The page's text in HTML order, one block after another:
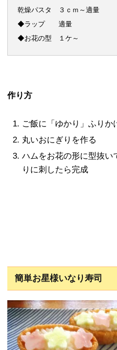
乾燥パスタ ３ｃｍ～適量
◆ラップ 適量
◆お花の型 １ケ～
作り方
ご飯に「ゆかり」ふりか
丸いおにぎりを作る
ハムをお花の形に型抜い
りに刺したら完成
簡単お星様いなり寿司